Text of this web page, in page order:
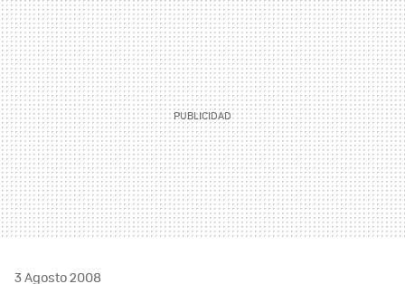
MAIL
3 Agosto 2008